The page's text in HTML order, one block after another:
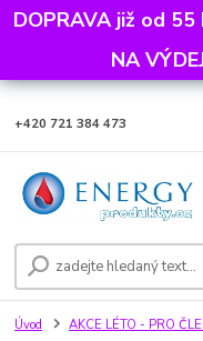
DOPRAVA již od 55
NA
+420 721 384 473
Úvod AKCE LÉTO - PRO